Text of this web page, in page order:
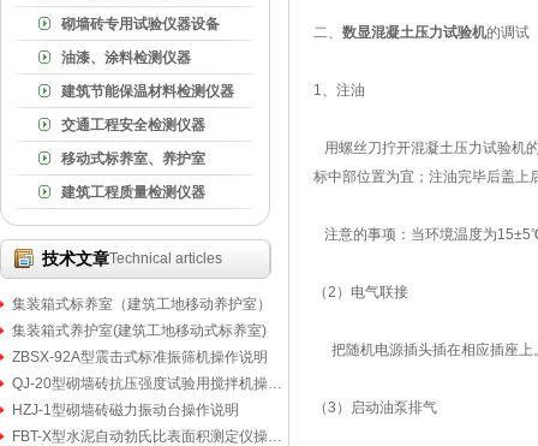
砌墙砖专用试验仪器设备
油漆、涂料检测仪器
建筑节能保温材料检测仪器
交通工程安全检测仪器
移动式标养室、养护室
建筑工程质量检测仪器
技术文章Technical articles
集装箱式标养室（建筑工地移动养护室）
集装箱式养护室(建筑工地移动式标养室)
ZBSX-92A型震击式标准振筛机操作说明
QJ-20型砌墙砖抗压强度试验用搅拌机操作说明书
HZJ-1型砌墙砖磁力振动台操作说明
FBT-X型水泥自动勃氏比表面积测定仪操作步骤
二、 数显混凝土压力试验机的调试
1、注油
用螺丝刀拧开混凝土压力试验机
标中部位置为宜；注油完毕后盖上
注意的事项：当环境温度为
（2）电气联接
把随机电源插头插在相应插座上
（3）启动油泵排气